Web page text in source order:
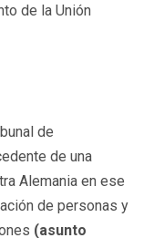
de la Unión
de
de una
Alemania en ese
de personas y
(asunto